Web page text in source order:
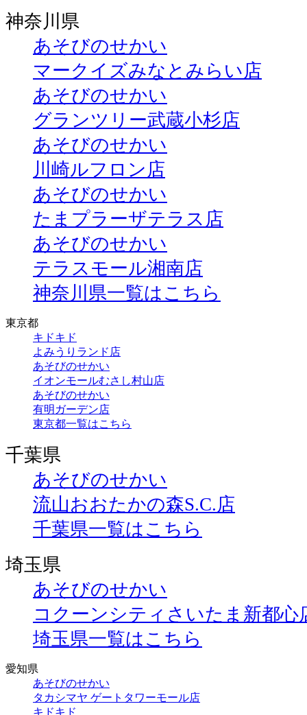
神奈川県
あそびのせかい
マークイズみなとみらい店
あそびのせかい
グランツリー武蔵小杉店
あそびのせかい
川崎ルフロン店
あそびのせかい
たまプラーザテラス店
あそびのせかい
テラスモール湘南店
神奈川県一覧はこちら
東京都
キドキド
よみうりランド店
あそびのせかい
イオンモールむさし村山店
あそびのせかい
有明ガーデン店
東京都一覧はこちら
千葉県
あそびのせかい
流山おおたかの森S.C.店
千葉県一覧はこちら
埼玉県
あそびのせかい
コクーンシティさいたま新都心
埼玉県一覧はこちら
愛知県
あそびのせかい
タカシマヤ ゲートタワーモール店
キドキド